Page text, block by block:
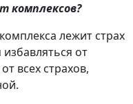
комплексов?
лежит страх
от
всех страхов,